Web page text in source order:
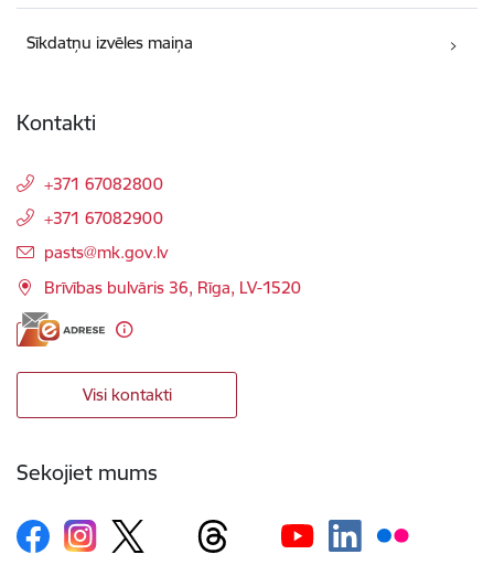
Sīkdatņu izvēles maiņa
Kontakti
+371 67082800
+371 67082900
E-pasts:
pasts@mk.gov.lv
Brīvības bulvāris 36, Rīga, LV-1520
Visi kontakti
Sekojiet mums